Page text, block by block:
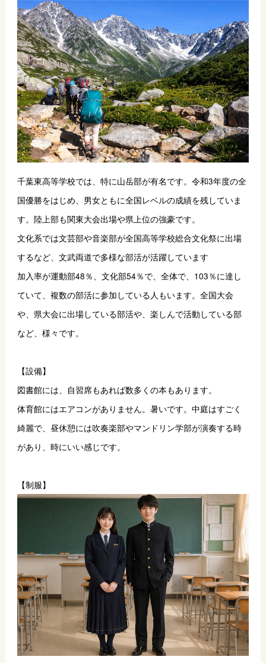
千葉東高等学校では、特に山岳部が有名です。令和3年度の全
国優勝をはじめ、男女ともに全国レベルの成績を残していま
す。陸上部も関東大会出場や県上位の強豪です。
文化系では文芸部や音楽部が全国高等学校総合文化祭に出場
するなど、文武両道で多様な部活が活躍しています
加入率が運動部48％、文化部54％で、全体で、103％に達し
ていて、複数の部活に参加している人もいます。全国大会
や、県大会に出場している部活や、楽しんで活動している部
など、様々です。
【設備】
図書館には、自習席もあれば数多くの本もあります。
体育館にはエアコンがありません。暑いです。中庭はすごく
綺麗で、昼休憩には吹奏楽部やマンドリン学部が演奏する時
があり、時にいい感じです。
【制服】